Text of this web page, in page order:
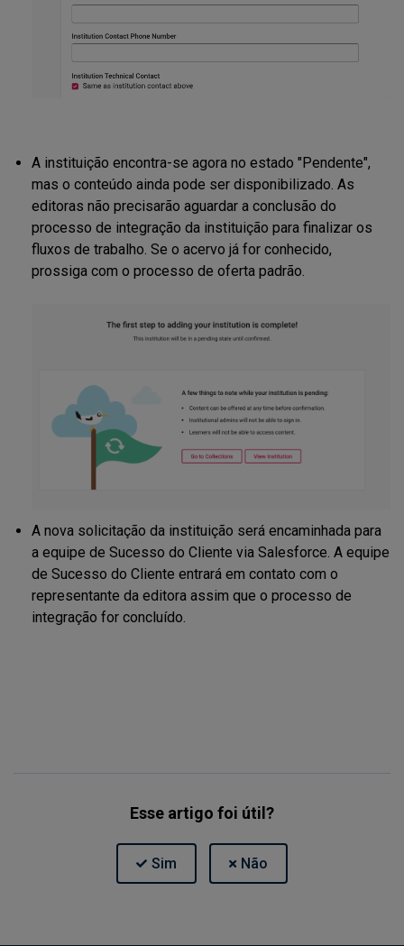
A instituição encontra-se agora no estado "Pendente",
mas o conteúdo ainda pode ser disponibilizado. As
editoras não precisarão aguardar a conclusão do
processo de integração da instituição para finalizar os
fluxos de trabalho. Se o acervo já for conhecido,
prossiga com o processo de oferta padrão.
A nova solicitação da instituição será encaminhada para
a equipe de Sucesso do Cliente via Salesforce. A equipe
de Sucesso do Cliente entrará em contato com o
representante da editora assim que o processo de
integração for concluído.
Esse artigo foi útil?